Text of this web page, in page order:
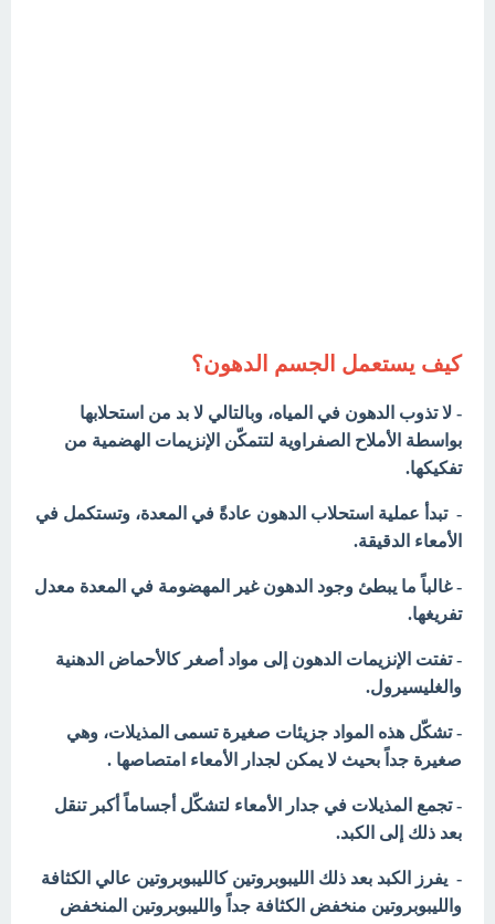
كيف يستعمل الجسم الدهون؟
- لا تذوب الدهون في المياه، وبالتالي لا بد من استحلابها
بواسطة الأملاح الصفراوية لتتمكّن الإنزيمات الهضمية من
تفكيكها.
- تبدأ عملية استحلاب الدهون عادةً في المعدة، وتستكمل في
الأمعاء الدقيقة.
- غالباً ما يبطئ وجود الدهون غير المهضومة في المعدة معدل
تفريغها.
- تفتت الإنزيمات الدهون إلى مواد أصغر كالأحماض الدهنية
والغليسيرول.
- تشكّل هذه المواد جزيئات صغيرة تسمى المذيلات، وهي
صغيرة جداً بحيث لا يمكن لجدار الأمعاء امتصاصها .
- تجمع المذيلات في جدار الأمعاء لتشكّل أجساماً أكبر تنقل
بعد ذلك إلى الكبد.
- يفرز الكبد بعد ذلك الليبوبروتين كالليبوبروتين عالي الكثافة
والليبوبروتين منخفض الكثافة جداً والليبوبروتين المنخفض